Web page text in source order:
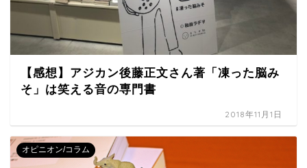
【感想】アジカン後藤正文さん著「凍った脳み
そ」は笑える音の専門書
2018年11月1日
オピニオン/コラム